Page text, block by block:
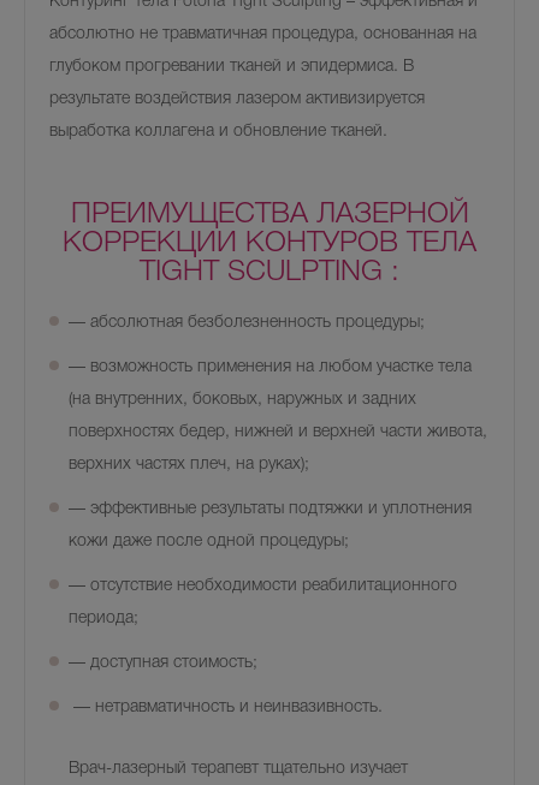
абсолютно не травматичная процедура, основанная на
глубоком прогревании тканей и эпидермиса. В
результате воздействия лазером активизируется
выработка коллагена и обновление тканей.
ПРЕИМУЩЕСТВА ЛАЗЕРНОЙ
КОРРЕКЦИИ КОНТУРОВ ТЕЛА
TIGHT SCULPTING :
— абсолютная безболезненность процедуры;
— возможность применения на любом участке тела
(на внутренних, боковых, наружных и задних
поверхностях бедер, нижней и верхней части живота,
верхних частях плеч, на руках);
— эффективные результаты подтяжки и уплотнения
кожи даже после одной процедуры;
— отсутствие необходимости реабилитационного
периода;
— доступная стоимость;
— нетравматичность и неинвазивность.
Врач-лазерный терапевт тщательно изучает